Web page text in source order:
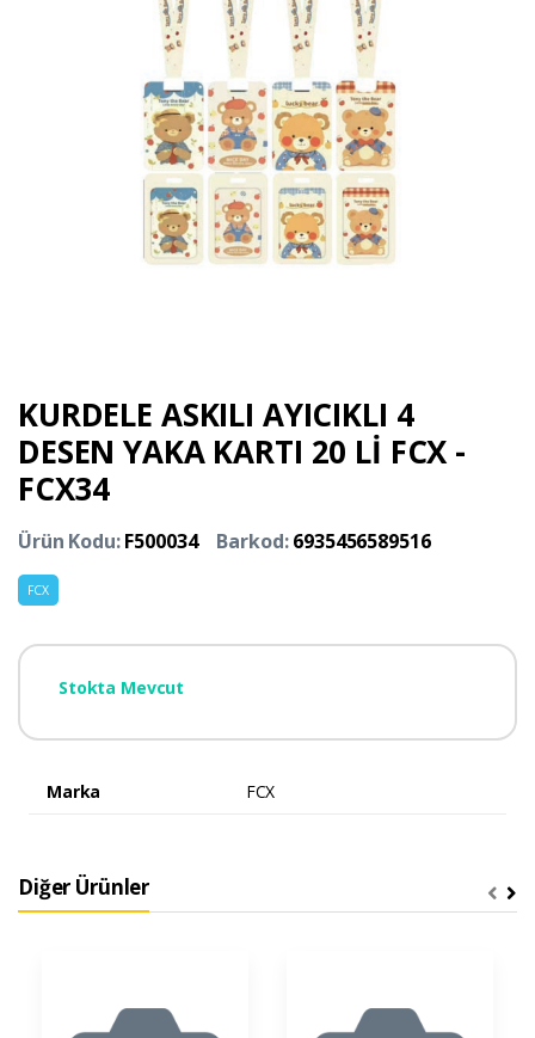
KURDELE ASKILI AYICIKLI 4
DESEN YAKA KARTI 20 Lİ FCX -
FCX34
Ürün Kodu:F500034 Barkod:6935456589516
FCX
Stokta Mevcut
Marka FCX
Diğer Ürünler